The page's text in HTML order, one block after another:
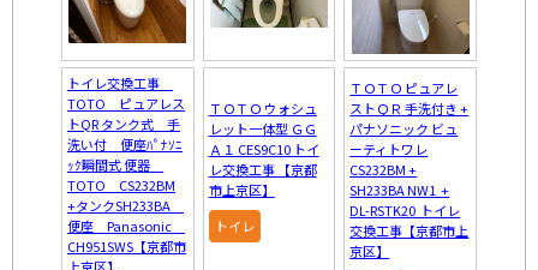
トイレ交換工事
TOTO ピュアレス
トQR タンク式 手
洗い付 便座ﾊﾟﾅｿﾆ
ｯｸ瞬間式 便器
TOTO CS232BM
+タンクSH233BA
便座 Panasonic
CH951SWS【京都市
上京区】
ＴＯＴＯ ウォシュ
レット一体型 ＧＧ
Ａ１ CES9C10 トイ
レ交換工事 【京都
市上京区】
トイレ
ＴＯＴＯ ピュアレ
ストＱＲ 手洗付き +
パナソニック ビュ
ーティトワレ
CS232BM +
SH233BA NW1 +
DL-RSTK20 トイレ
交換工事【京都市上
京区】